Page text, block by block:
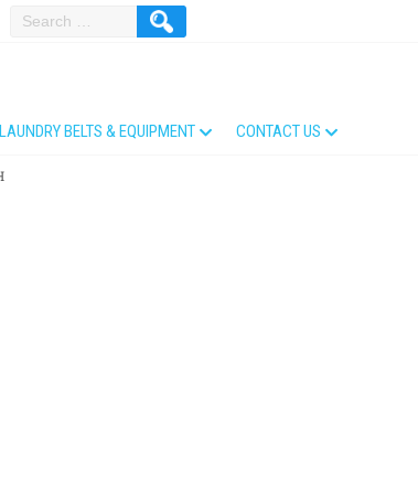
LAUNDRY BELTS & EQUIPMENT CONTACT US